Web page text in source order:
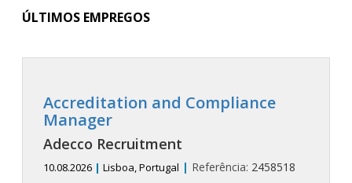
ÚLTIMOS EMPREGOS
Accreditation and Compliance
Manager
Adecco Recruitment
10.08.2026 | Lisboa, Portugal | Referência: 2458518